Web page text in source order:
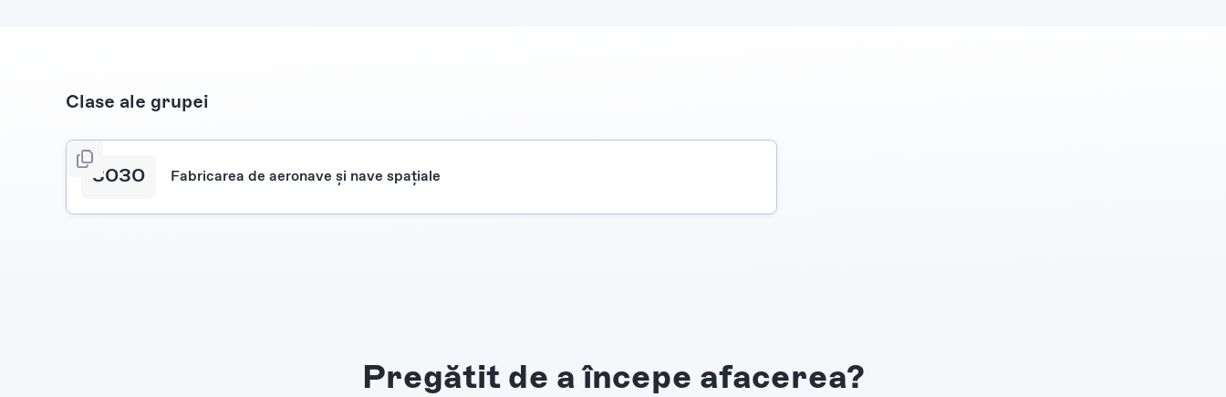
Clase ale grupei
3030 Fabricarea de aeronave şi nave spaţiale
Pregătit de a începe afacerea?